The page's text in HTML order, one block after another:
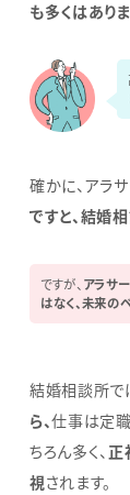
も多くはありま
確かに、アラ
ですと、結婚
ですが、 アラサ
はなく、未来の
結婚相談所で
ら、仕事は定
ちろん多く、 正
視されます。